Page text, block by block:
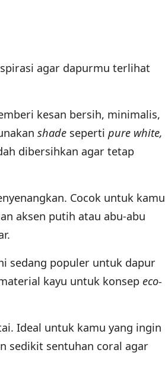
agar dapurmu terlihat
kesan bersih, minimalis,
shade seperti pure white,
dibersihkan agar tetap
Cocok untuk kamu
aksen putih atau abu-abu
sedang populer untuk dapur
kayu untuk konsep eco-
Ideal untuk kamu yang ingin
sedikit sentuhan coral agar